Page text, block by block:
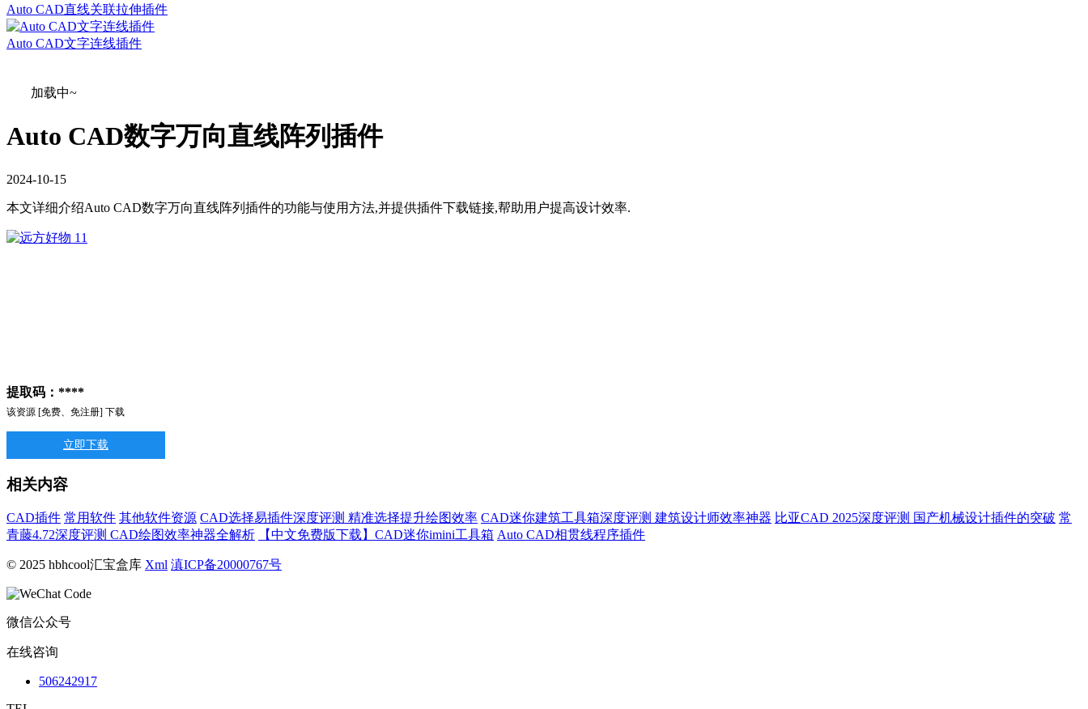
Auto CAD直线关联拉伸插件
Auto CAD文字连线插件
加载中~
Auto CAD数字万向直线阵列插件
2024-10-15
本文详细介绍Auto CAD数字万向直线阵列插件的功能与使用方法,并提供插件下载链接,帮助用户提高设计效率.
提取码：****
该资源 [免费、免注册] 下载
立即下载
相关内容
CAD插件 常用软件 其他软件资源 CAD选择易插件深度评测 精准选择提升绘图效率 CAD迷你建筑工具箱深度评测 建筑设计师效率神器 比亚CAD 2025深度评测 国产机械设计插件的突破 常
青藤4.72深度评测 CAD绘图效率神器全解析
【中文免费版下载】CAD迷你imini工具箱 Auto CAD相贯线程序插件
© 2025 hbhcool汇宝盒库 Xml 滇ICP备20000767号
微信公众号
在线咨询
506242917